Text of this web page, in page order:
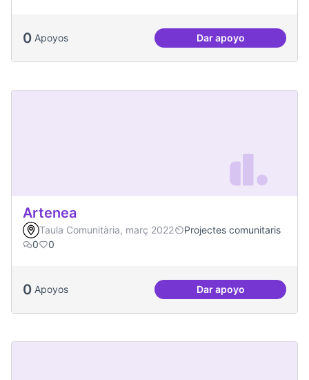
0 Apoyos Dar apoyoDinàmiques
Artenea
Taula Comunitària, març 2022
Projectes comunitaris
0
0
0 Apoyos Dar apoyo
Artenea